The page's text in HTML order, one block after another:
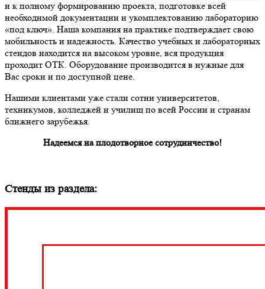
и к полному формированию проекта, подготовке всей
необходимой документации и укомплектованию лабораторию
«под ключ». Наша компания на практике подтверждает свою
мобильность и надежность. Качество учебных и лабораторных
стендов находится на высоком уровне, вся продукция
проходит ОТК. Оборудование производится в нужные для
Вас сроки и по доступной цене.
Нашими клиентами уже стали сотни университетов,
техникумов, колледжей и училищ по всей России и странам
ближнего зарубежья.
Надеемся на плодотворное сотрудничество!
Стенды из раздела: